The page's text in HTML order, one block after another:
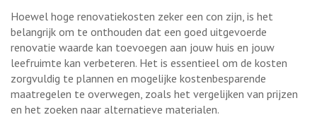
Hoewel hoge renovatiekosten zeker een con zijn, is het
belangrijk om te onthouden dat een goed uitgevoerde
renovatie waarde kan toevoegen aan jouw huis en jouw
leefruimte kan verbeteren. Het is essentieel om de kosten
zorgvuldig te plannen en mogelijke kostenbesparende
maatregelen te overwegen, zoals het vergelijken van prijzen
en het zoeken naar alternatieve materialen.